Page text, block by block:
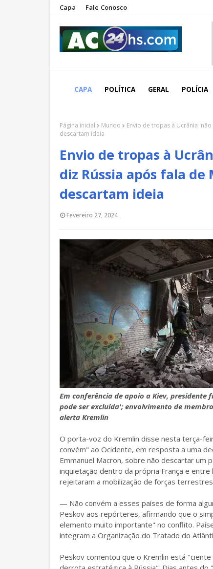
Capa Fale Conosco
CAPA POLÍTICA GERAL POLÍCIA
Página inicial Mundo
Envio de tropas à Ucrânia
descartam ideia
Envio de tropas à
diz Rússia após fala
descartam ideia
Fevereiro 27, 2024
Em conferência de apoio a Kiev, presidente
pode ser excluída'; envolvimento de
alerta Kremlin
O porta-voz do Kremlin disse nesta terça-
convém" ao Ocidente, em resposta a uma
Emmanuel Macron, sobre não descartar um
inquietação dentro da própria França e
rejeitaram a mobilização de forças
— Não convém a esses países de forma
Peskov aos repórteres, afirmando que o
elemento muito importante" no conflito.
integram a Organização do Tratado do
Peskov comentou que o Kremlin está